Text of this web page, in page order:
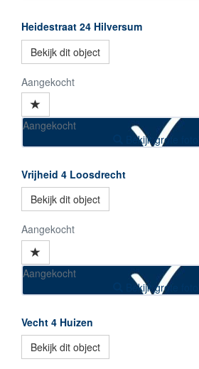
Heidestraat 24 Hilversum
Bekijk dit object
Aangekocht
Aangekocht
Bekijk grote foto's
Vrijheid 4 Loosdrecht
Bekijk dit object
Aangekocht
Aangekocht
Bekijk grote foto's
Vecht 4 Huizen
Bekijk dit object